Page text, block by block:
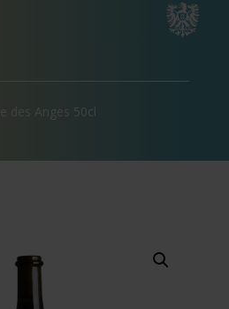
des Anges 50cl